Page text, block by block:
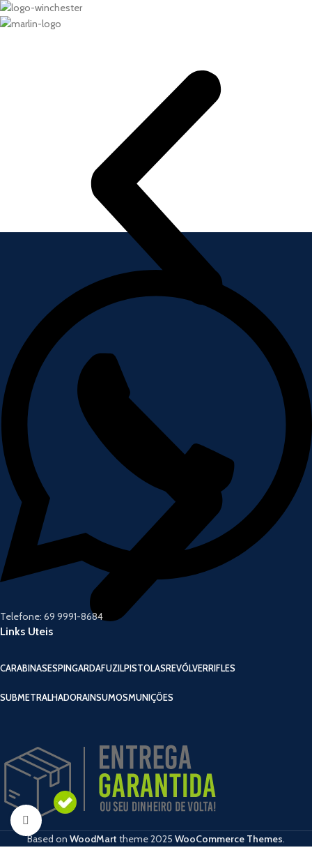
Click to enlarge
Telefone: 69 9991-8684
Links Uteis
CARABINASESPINGARDAFUZILPISTOLASREVÓLVERRIFLES
SUBMETRALHADORAINSUMOSMUNIÇÕES
Based on WoodMart theme2025 WooCommerce Themes.